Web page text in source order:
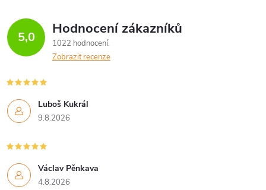
d
a
c
í
p
r
v
5,0 Hodnocení zákazníků
1022 hodnocení
Zobrazit recenze
Luboš Kukrál
9.8.2026
Václav Pěnkava
4.8.2026